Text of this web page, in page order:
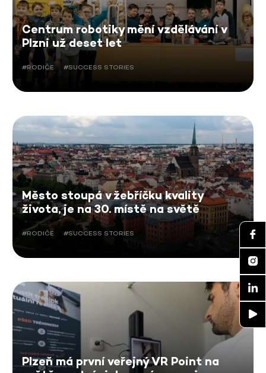
Centrum robotiky mění vzdělávání v
Plzni už deset let
#RODIČE #SUCCESS STORIES
Město stoupá v žebříčku kvality
života, je na 30. místě na světě
#RODIČE #SUCCESS STORIES
Plzeň má první veřejný VR Point na